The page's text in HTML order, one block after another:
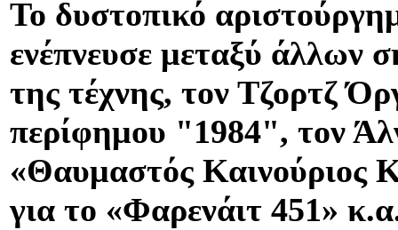
Το δυστοπικό
ενέπνευσε μεταξύ άλλων
της τέχνης, τον Τζορτζ
περίφημου "1984", τον
«Θαυμαστός Καινούριος
για το «Φαρενάιτ 451»